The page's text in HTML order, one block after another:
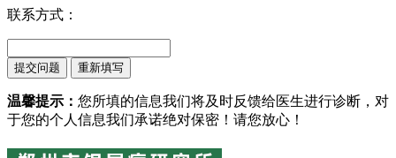
联系方式：
温馨提示： 您所填的信息我们将及时反馈给医生进行诊断，对
于您的个人信息我们承诺绝对保密！请您放心！